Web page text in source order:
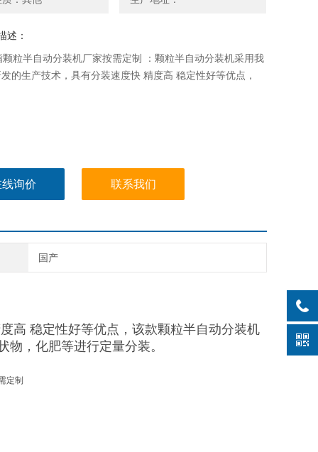
述：
颗粒半自动分装机厂家按需定制 ：颗粒半自动分装机​采用我
的生产技术，具有分装速度快 精度高 稳定性好等优点，
询价 联系我们
国产
高 稳定性好等优点，该款颗粒半自动分装机
，化肥等进行定量分装。